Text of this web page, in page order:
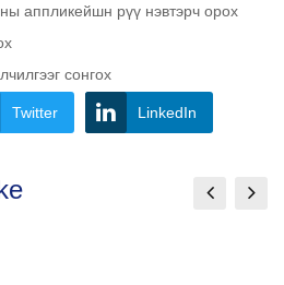
аппликейшн рүү нэвтэрч орох
сонгох
Twitter LinkedIn